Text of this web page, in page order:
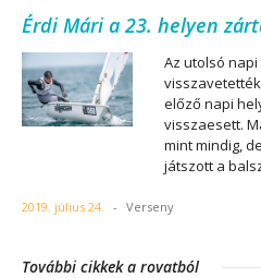
Érdi Mári a 23. helyen
Az utolsó
előző napi
visszaesett.
mint mindig,
játszott a
2019. július 24. - Verseny
További cikkek a rovatból